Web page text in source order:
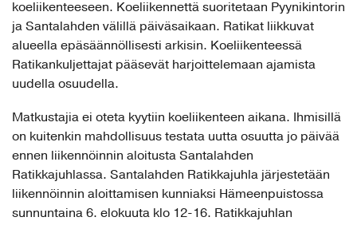
ja Santalahden välillä päiväsaikaan. Ratikat liikkuvat
alueella epäsäännöllisesti arkisin. Koeliikenteessä
Ratikankuljettajat pääsevät harjoittelemaan ajamista
uudella osuudella.
on kuitenkin mahdollisuus testata uutta osuutta jo päivää
ennen liikennöinnin aloitusta Santalahden
Ratikkajuhlassa. Santalahden Ratikkajuhla järjestetään
liikennöinnin aloittamisen kunniaksi Hämeenpuistossa
sunnuntaina 6. elokuuta klo 12-16. Ratikkajuhlan
ohjelmaan voi tutustua tarkemmin Tampereen Ratikan